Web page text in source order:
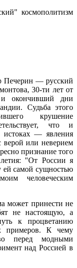
космополитизм
Печерин — русский
30-ти лет от
окончивший дни
Судьба этого
крушение
что и
истоках — явления
верой или неверием
признание того
"От России я
ей самой сущностью
человеческим
может принести не
не настоящую, а
к процветанию
примеров. К чему
перед модными
над Россией в